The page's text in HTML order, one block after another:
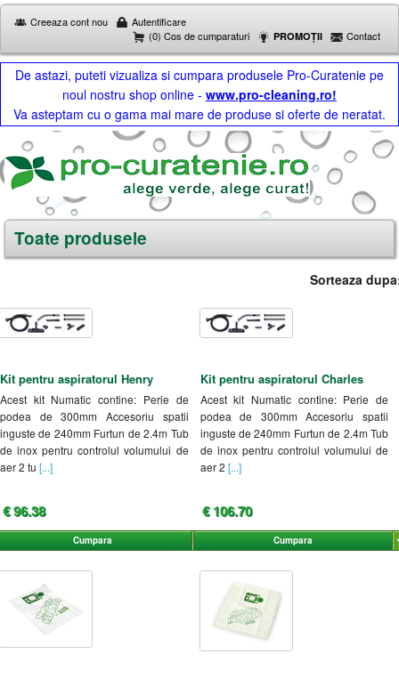
Creeaza cont nou
Autentificare
(0) Cos de cumparaturi
PROMOȚII Contact
De astazi, puteti vizualiza si cumpara produsele Pro-Curatenie pe
noul nostru shop online - www.pro-cleaning.ro!
Va asteptam cu o gama mai mare de produse si oferte de neratat.
Toate produsele
Sorteaza
Kit pentru aspiratorul Henry
Acest kit Numatic contine: Perie de
podea de 300mm Accesoriu spatii
inguste de 240mm Furtun de 2.4m Tub
de inox pentru controlul volumului de
aer 2 tu [...]
€ 96.38
Cumpara
Kit pentru aspiratorul Charles
Acest kit Numatic contine: Perie de
podea de 300mm Accesoriu spatii
inguste de 240mm Furtun de 2.4m Tub
de inox pentru controlul volumului de
aer 2 [...]
€ 106.70
Cumpara